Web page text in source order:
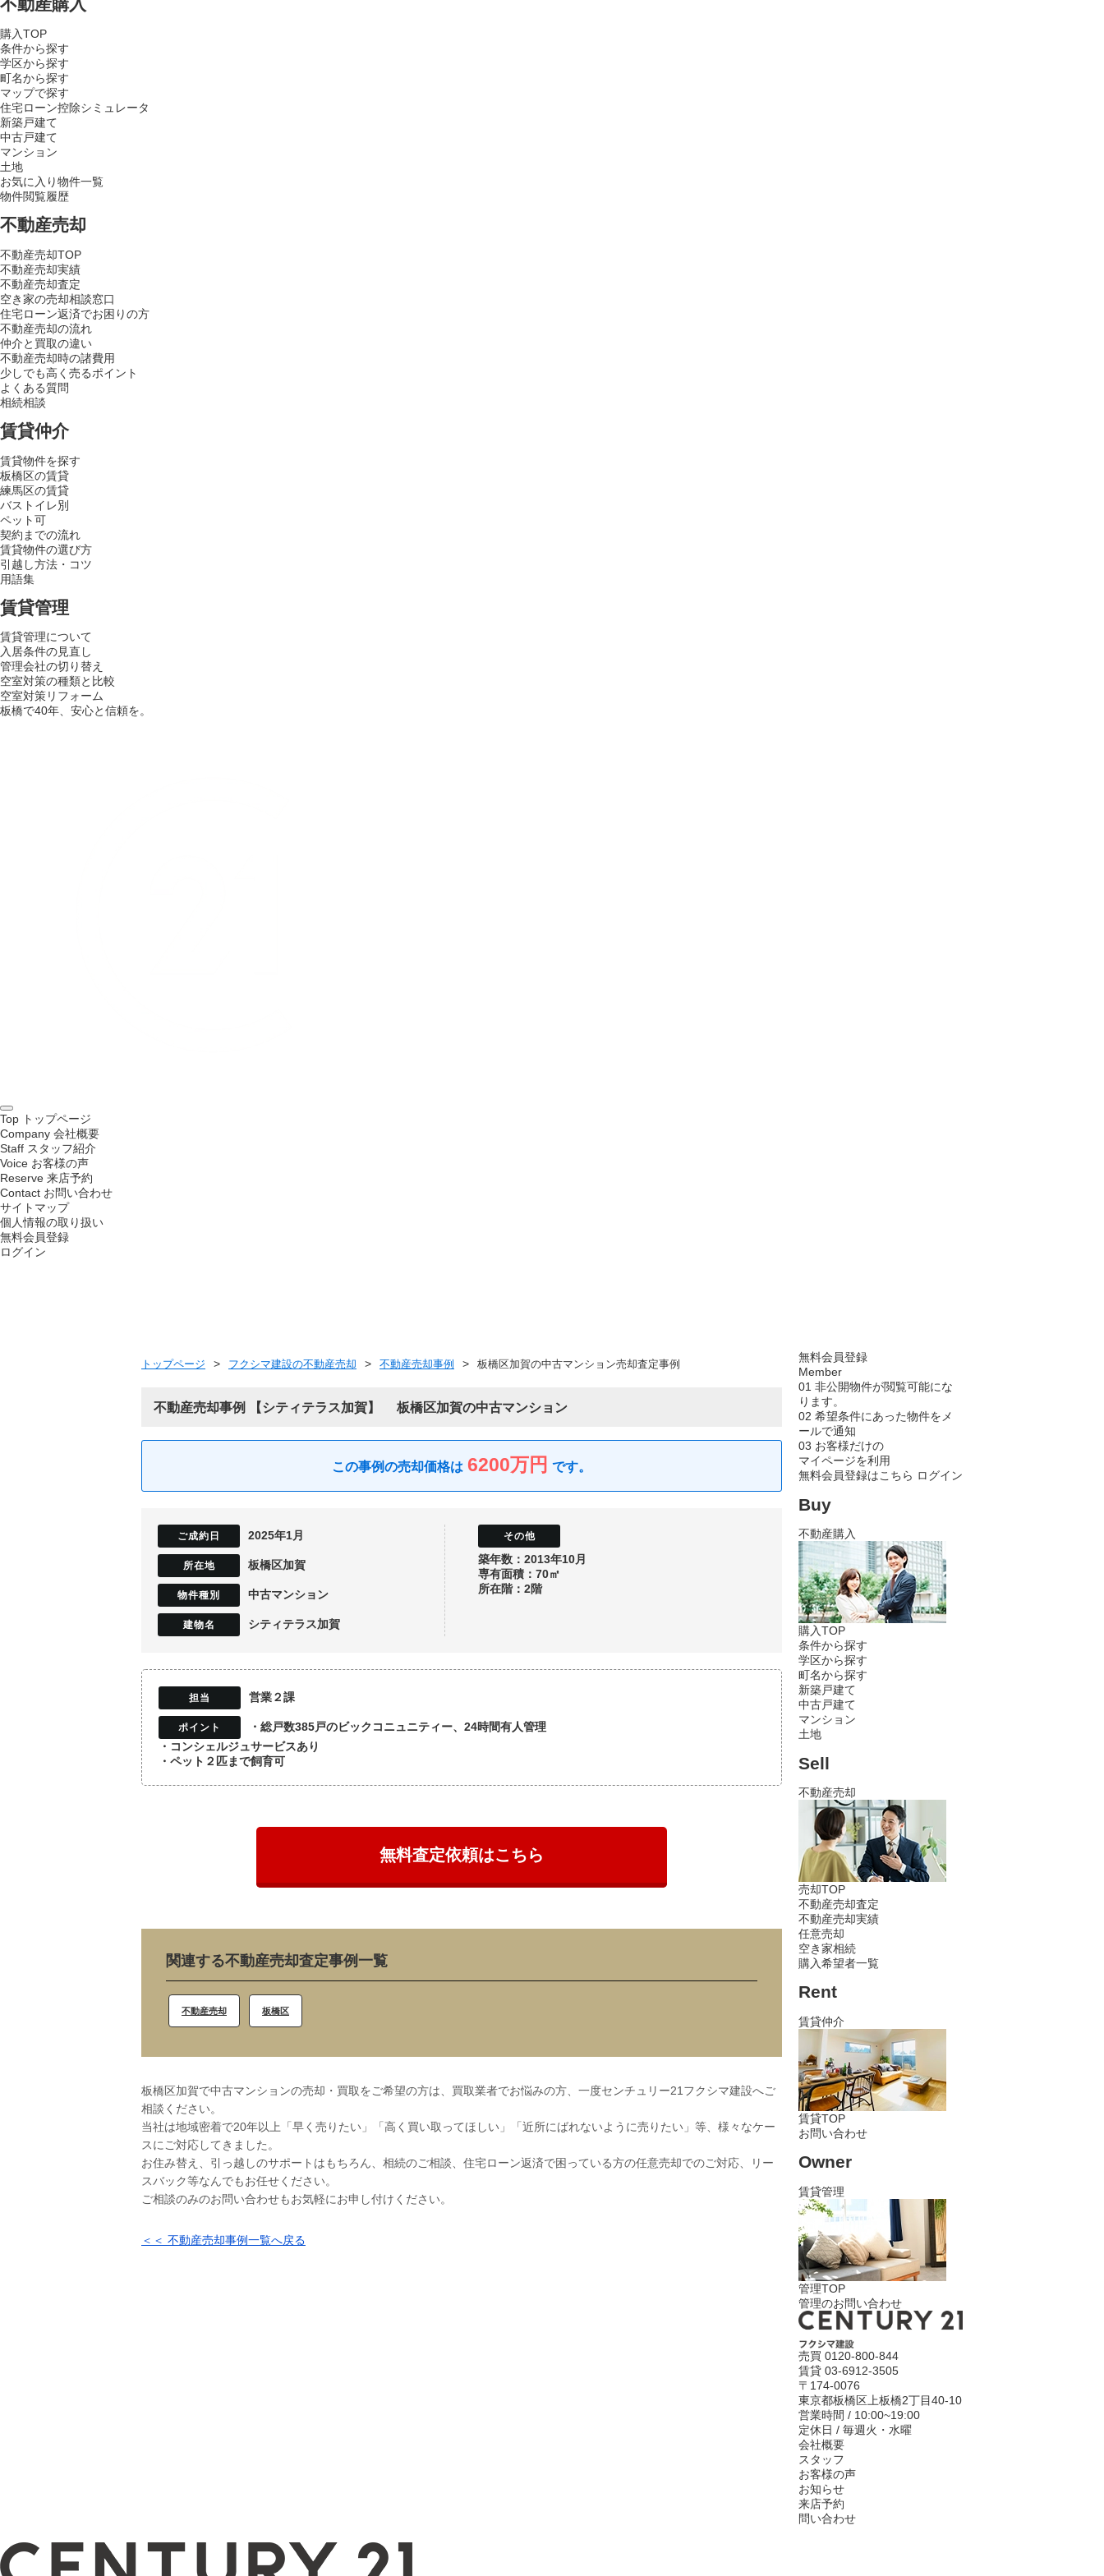
不動産購入
購入TOP
条件から探す
学区から探す
町名から探す
マップで探す
住宅ローン控除シミュレータ
新築戸建て
中古戸建て
マンション
土地
お気に入り物件一覧
物件閲覧履歴
不動産売却
不動産売却TOP
不動産売却実績
不動産売却査定
空き家の売却相談窓口
住宅ローン返済でお困りの方
不動産売却の流れ
仲介と買取の違い
不動産売却時の諸費用
少しでも高く売るポイント
よくある質問
相続相談
賃貸仲介
賃貸物件を探す
板橋区の賃貸
練馬区の賃貸
バストイレ別
ペット可
契約までの流れ
賃貸物件の選び方
引越し方法・コツ
用語集
賃貸管理
賃貸管理について
入居条件の見直し
管理会社の切り替え
空室対策の種類と比較
空室対策リフォーム
板橋で40年、安心と信頼を。
Top トップページ
Company 会社概要
Staff スタッフ紹介
Voice お客様の声
Reserve 来店予約
Contact お問い合わせ
サイトマップ
個人情報の取り扱い
無料会員登録
ログイン
トップページ フクシマ建設の不動産売却 不動産売却事例 板橋区加賀の中古マンション売却査定事例
不動産売却事例 シティテラス加賀 板橋区加賀の中古マンション
6200万円
2025年1月
板橋区加賀
中古マンション
シティテラス加賀
築年数：2013年10月
専有面積：70㎡
所在階：2階
営業２課
・総戸数385戸のビックコニュニティー、24時間有人管理
・コンシェルジュサービスあり
・ペット２匹まで飼育可
無料査定依頼はこちら
関連する不動産売却査定事例一覧
不動産売却 板橋区
板橋区加賀で中古マンションの売却・買取をご希望の方は、買取業者でお悩みの方、一度センチュリー21フクシマ建設へご
相談ください。
当社は地域密着で20年以上「早く売りたい」「高く買い取ってほしい」「近所にばれないように売りたい」等、様々なケー
スにご対応してきました。
お住み替え、引っ越しのサポートはもちろん、相続のご相談、住宅ローン返済で困っている方の任意売却でのご対応、リー
スバック等なんでもお任せください。
ご相談のみのお問い合わせもお気軽にお申し付けください。
＜＜ 不動産売却事例一覧へ戻る
無料会員登録
Member
01 非公開物件が閲覧可能にな
ります。
02 希望条件にあった物件をメ
ールで通知
03 お客様だけの
マイページを利用
無料会員登録はこちら ログイン
Buy
不動産購入
購入TOP
条件から探す
学区から探す
町名から探す
新築戸建て
中古戸建て
マンション
土地
Sell
不動産売却
売却TOP
不動産売却査定
不動産売却実績
任意売却
空き家相続
購入希望者一覧
Rent
賃貸仲介
賃貸TOP
お問い合わせ
Owner
賃貸管理
管理TOP
管理のお問い合わせ
売買 0120-800-844
賃貸 03-6912-3505
〒174-0076
東京都板橋区上板橋2丁目40-10
営業時間 / 10:00~19:00
定休日 / 毎週火・水曜
会社概要
スタッフ
お客様の声
お知らせ
来店予約
問い合わせ